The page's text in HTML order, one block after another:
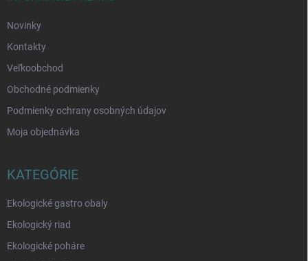
Novinky
Kontakty
Veľkoobchod
Obchodné podmienky
Podmienky ochrany osobných údajov
Moja objednávka
KATEGÓRIE
Ekologické gastro obaly
Ekologický riad
Ekologické poháre